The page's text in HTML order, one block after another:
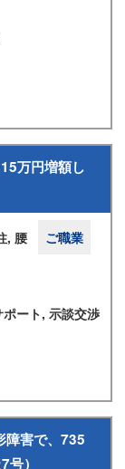
万円増額し
, 腰
ご職業
ート, 示談交渉
障害で、735
）